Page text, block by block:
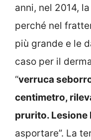
anni, nel 2014,
perché nel
più grande e le
caso per il
“verruca
centimetro,
prurito. Lesione
asportare”. La